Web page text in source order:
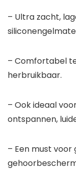
– Ultra zacht,
– Comfortabel
herbruikbaar.
– Ook ideaal
ontspannen,
– Een must